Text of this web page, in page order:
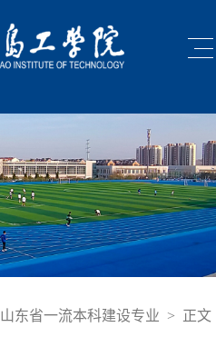
山东省一流本科建设专业 > 正文